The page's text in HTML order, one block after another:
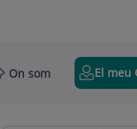
On som El meu